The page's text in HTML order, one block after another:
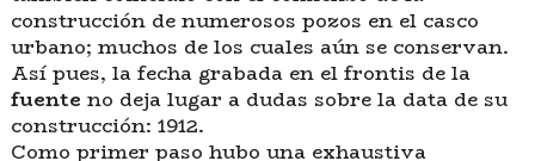
construcción de numerosos pozos en el casco
urbano; muchos de los cuales aún se conservan.
Así pues, la fecha grabada en el frontis de la
fuente no deja lugar a dudas sobre la data de su
construcción: 1912.
Como primer paso hubo una exhaustiva